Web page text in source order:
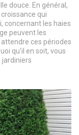
douce. En général,
qui
concernant les haies
peuvent les
ces périodes
qu'il en soit, vous
jardiniers